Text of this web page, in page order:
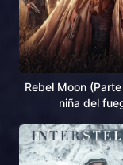
Rebel Moon
niña del